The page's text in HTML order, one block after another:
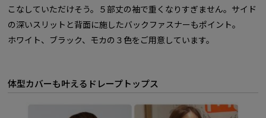
こなしていただけそう。５部丈の袖で重くなりすぎません。サイド
の深いスリットと背面に施したバックファスナーもポイント。
ホワイト、ブラック、モカの３色をご用意しています。
体型カバーも叶えるドレープトップス